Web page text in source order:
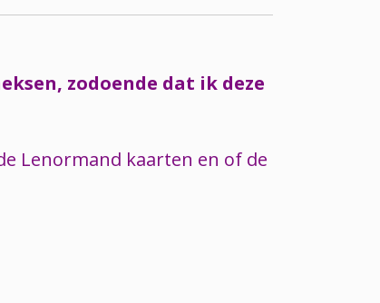
zodoende dat ik deze
Lenormand kaarten en of de